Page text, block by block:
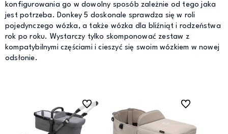
konfigurowania go w dowolny sposób zależnie od tego jaka
jest potrzeba. Donkey 5 doskonale sprawdza się w roli
pojedynczego wózka, a także wózka dla bliźniąt i rodzeństwa
rok po roku. Wystarczy tylko skomponować zestaw z
kompatybilnymi częściami i cieszyć się swoim wózkiem w nowej
odsłonie.
Do ulubionych Do ulubionych